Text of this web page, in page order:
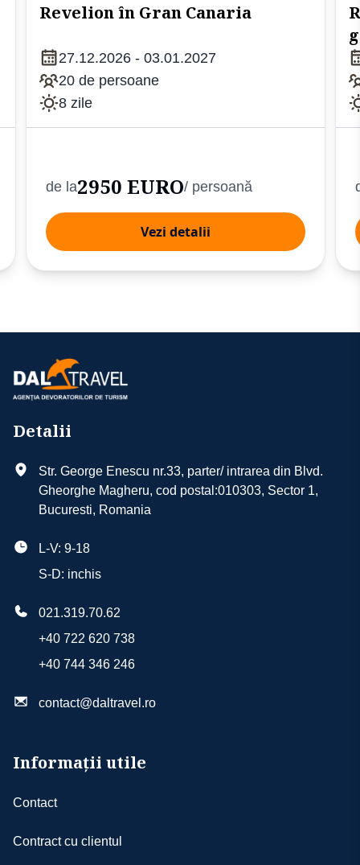
Revelion în Gran Canaria
27.12.2026 - 03.01.2027
20 de persoane
8 zile
de la2950 EURO/ persoană
Vezi detalii
Detalii
Str. George Enescu nr.33, parter/ intrarea din Blvd.
Gheorghe Magheru, cod postal:010303, Sector 1,
Bucuresti, Romania
L-V: 9-18
S-D: inchis
021.319.70.62
+40 722 620 738
+40 744 346 246
contact@daltravel.ro
Informații utile
Contact
Contract cu clientul